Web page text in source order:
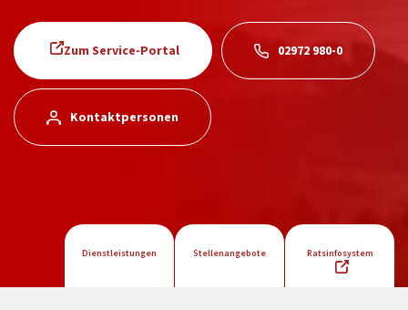
Zum Service-Portal 02972 980-0
Kontaktpersonen
Dienstleistungen Stellenangebote Ratsinfosystem